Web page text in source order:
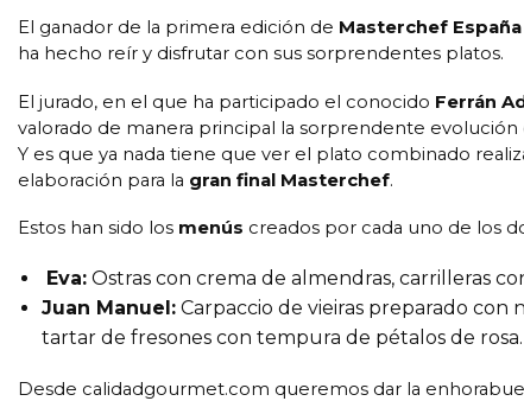
El ganador de la primera edición de Masterchef España
ha hecho reír y disfrutar con sus sorprendentes platos.
El jurado, en el que ha participado el conocido Ferrán
valorado de manera principal la sorprendente
Y es que ya nada tiene que ver el plato combinado
elaboración para la gran final Masterchef.
Estos han sido los menús creados por cada uno de los
Eva: Ostras con crema de almendras, carrilleras
Juan Manuel: Carpaccio de vieiras preparado con
tartar de fresones con tempura de pétalos de rosa.
Desde calidadgourmet.com queremos dar la